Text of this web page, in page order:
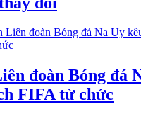
đoàn Bóng đá
FIFA từ chức